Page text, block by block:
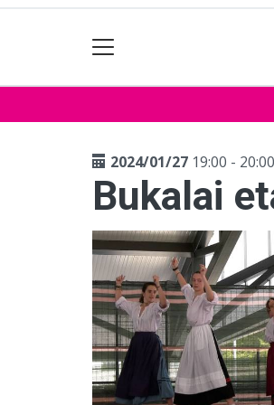
2024/01/27 19:00 - 20:00
Bukalai